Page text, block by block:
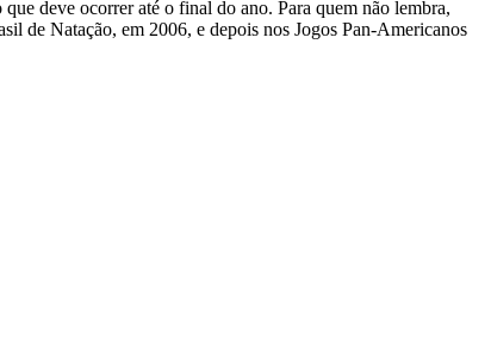
deve ocorrer até o final do ano. Para quem não lembra,
de Natação, em 2006, e depois nos Jogos Pan-Americanos